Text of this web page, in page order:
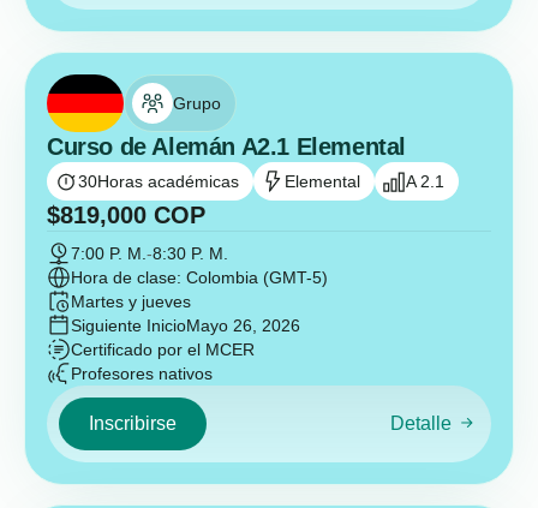
Grupo
Curso de Alemán A2.1 Elemental
30Horas académicas Elemental A 2.1
$819,000 COP
7:00 P. M. -8:30 P. M.
Hora de clase: Colombia (GMT-5)
Martes y jueves
Siguiente InicioMayo 26, 2026
Certificado por el MCER
Profesores nativos
Inscribirse Detalle